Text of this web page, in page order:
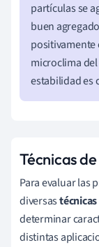
partículas se
buen
positivamente
microclima
estabilidad es
Técnicas
Para evaluar las
diversas
determinar
distintas